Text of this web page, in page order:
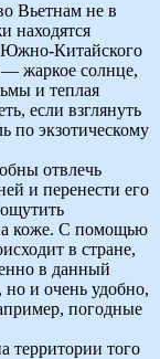
Вьетнам не в
находятся
Южно-Китайского
— жаркое солнце,
и теплая
если взглянуть
по экзотическому
отвлечь
и перенести его
коже. С помощью
в стране,
в данный
но и очень удобно,
погодные
территории того